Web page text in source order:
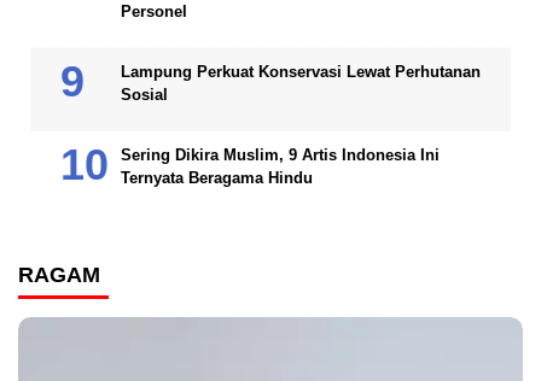
Personel
Lampung Perkuat Konservasi Lewat Perhutanan
Sosial
Sering Dikira Muslim, 9 Artis Indonesia Ini
Ternyata Beragama Hindu
RAGAM